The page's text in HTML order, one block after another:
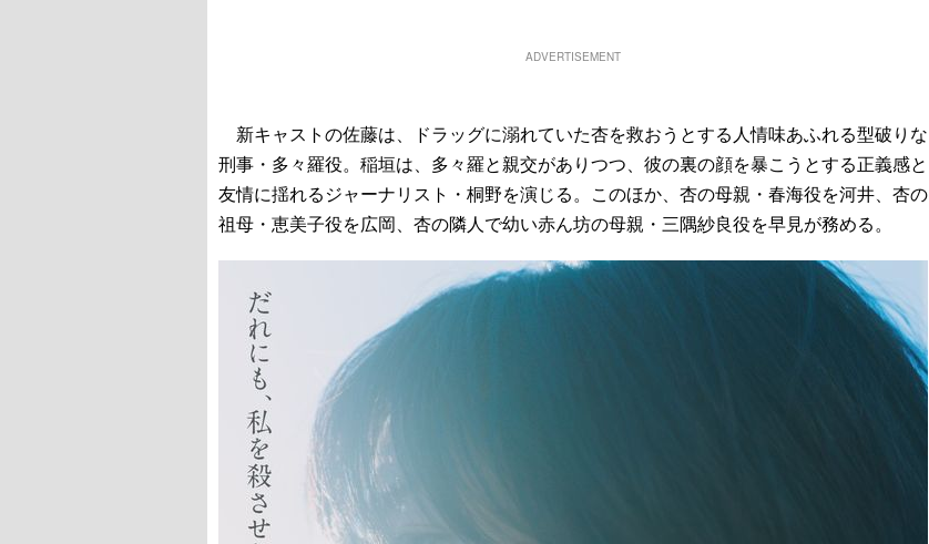
ADVERTISEMENT
新キャストの佐藤は、ドラッグに溺れていた杏を救おうとする人情味あふれる型破りな
刑事・多々羅役。稲垣は、多々羅と親交がありつつ、彼の裏の顔を暴こうとする正義感と
友情に揺れるジャーナリスト・桐野を演じる。このほか、杏の母親・春海役を河井、杏の
祖母・恵美子役を広岡、杏の隣人で幼い赤ん坊の母親・三隅紗良役を早見が務める。